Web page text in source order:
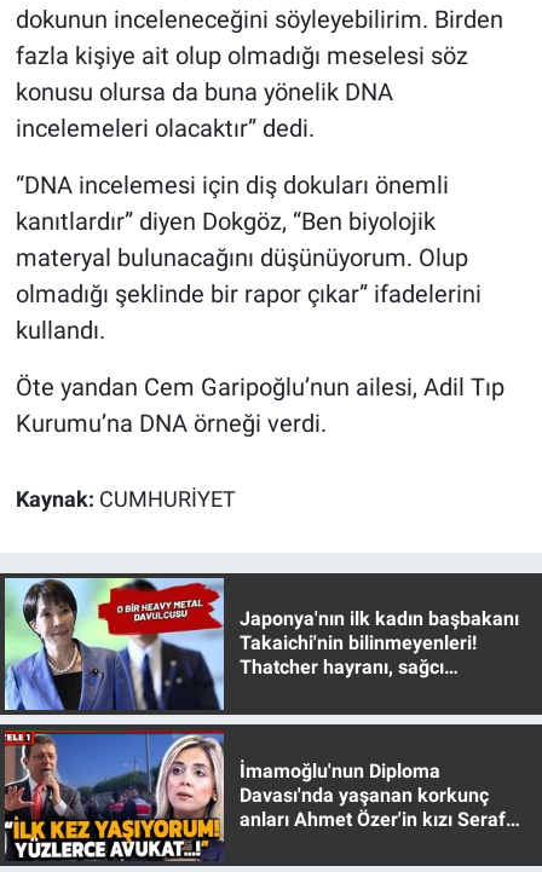
dokunun inceleneceğini söyleyebilirim. Birden
fazla kişiye ait olup olmadığı meselesi söz
konusu olursa da buna yönelik DNA
incelemeleri olacaktır” dedi.
“DNA incelemesi için diş dokuları önemli
kanıtlardır” diyen Dokgöz, “Ben biyolojik
materyal bulunacağını düşünüyorum. Olup
olmadığı şeklinde bir rapor çıkar” ifadelerini
kullandı.
Öte yandan Cem Garipoğlu’nun ailesi, Adil Tıp
Kurumu’na DNA örneği verdi.
Kaynak: CUMHURİYET
Japonya'nın ilk kadın başbakanı
Takaichi'nin bilinmeyenleri!
Thatcher hayranı, sağcı
İmamoğlu'nun Diploma
Davası'nda yaşanan korkunç
anları Ahmet Özer'in kızı Seraf
Spor
Teknoloji
Türkiye'nin Gündemi
Yerel Gündem
Canlı Yayın